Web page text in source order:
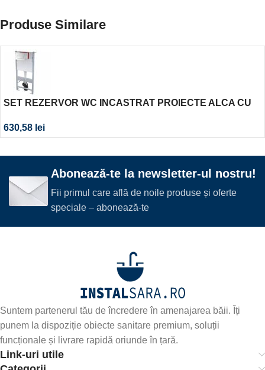
Produse Similare
SET REZERVOR WC INCASTRAT PROIECTE ALCA CU
630,58 lei
Abonează-te la newsletter-ul nostru!
Fii primul care află de noile produse și oferte
speciale – abonează-te
Suntem partenerul tău de încredere în amenajarea băii. Îți
punem la dispoziție obiecte sanitare premium, soluții
funcționale și livrare rapidă oriunde în țară.
Link-uri utile